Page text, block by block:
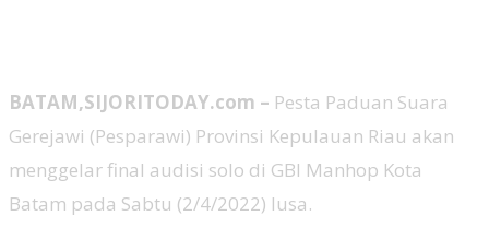
BATAM,SIJORITODAY.com – Pesta Paduan Suara
Gerejawi (Pesparawi) Provinsi Kepulauan Riau akan
menggelar final audisi solo di GBI Manhop Kota
Batam pada Sabtu (2/4/2022) lusa.